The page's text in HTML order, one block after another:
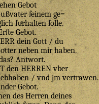
Gebot
ſeinem ge=
fuͤrhalten ſolle.
Gebot.
dein Gott / du
neben mir haben.
Antwort.
den HERREN vber
/ vnd jm vertrawen.
Gebot.
des Herren deines